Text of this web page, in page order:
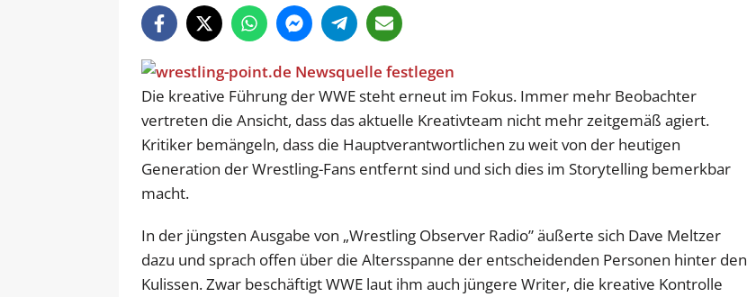
Die kreative Führung der WWE steht erneut im Fokus. Immer mehr Beobachter
vertreten die Ansicht, dass das aktuelle Kreativteam nicht mehr zeitgemäß agiert.
Kritiker bemängeln, dass die Hauptverantwortlichen zu weit von der heutigen
Generation der Wrestling-Fans entfernt sind und sich dies im Storytelling bemerkbar
macht.
In der jüngsten Ausgabe von „Wrestling Observer Radio” äußerte sich Dave Meltzer
dazu und sprach offen über die Altersspanne der entscheidenden Personen hinter den
Kulissen. Zwar beschäftigt WWE laut ihm auch jüngere Writer, die kreative Kontrolle